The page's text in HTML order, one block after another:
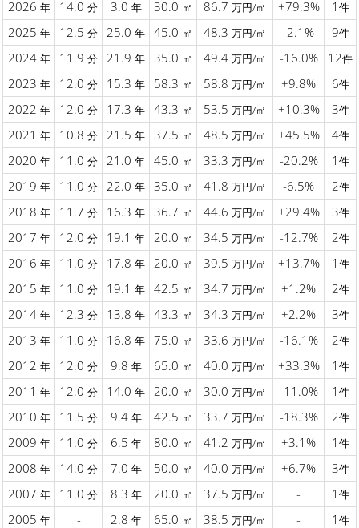
2026 年 14.0 分 3.0 年 30.0 ㎡ 86.7 万円/㎡ +79.3% 1 件
2025 年 12.5 分 25.0 年 45.0 ㎡ 48.3 万円/㎡ -2.1% 9件
2024 年 11.9 分 21.9 年 35.0 ㎡ 49.4 万円/㎡ -16.0% 12件
2023 年 12.0 分 15.3 年 58.3 ㎡ 58.8 万円/㎡ +9.8% 6件
2022 年 12.0 分 17.3 年 43.3 ㎡ 53.5 万円/㎡ +10.3% 3件
2021 年 10.8 分 21.5 年 37.5 ㎡ 48.5 万円/㎡ +45.5% 4件
2020 年 11.0 分 21.0 年 45.0 ㎡ 33.3 万円/㎡ -20.2% 1 件
2019 年 11.0 分 22.0 年 35.0 ㎡ 41.8 万円/㎡ -6.5% 2件
2018 年 11.7 分 16.3 年 36.7 ㎡ 44.6 万円/㎡ +29.4% 3件
2017 年 12.0 分 19.1 年 20.0 ㎡ 34.5 万円/㎡ -12.7% 2件
2016 年 11.0 分 17.8 年 20.0 ㎡ 39.5 万円/㎡ +13.7% 1 件
2015 年 11.0 分 19.1 年 42.5 ㎡ 34.7 万円/㎡ +1.2% 2件
2014 年 12.3 分 13.8 年 43.3 ㎡ 34.3 万円/㎡ +2.2% 3件
2013 年 11.0 分 16.8 年 75.0 ㎡ 33.6 万円/㎡ -16.1% 2件
2012 年 12.0 分 9.8 年 65.0 ㎡ 40.0 万円/㎡ +33.3% 1 件
2011 年 12.0 分 14.0 年 20.0 ㎡ 30.0 万円/㎡ -11.0% 1 件
2010 年 11.5 分 9.4 年 42.5 ㎡ 33.7 万円/㎡ -18.3% 2件
2009 年 11.0 分 6.5 年 80.0 ㎡ 41.2 万円/㎡ +3.1% 1 件
2008 年 14.0 分 7.0 年 50.0 ㎡ 40.0 万円/㎡ +6.7% 3件
2007 年 11.0 分 8.3 年 20.0 ㎡ 37.5 万円/㎡ - 1 件
2005 年 - 2.8 年 65.0 ㎡ 38.5 万円/㎡ - 1 件